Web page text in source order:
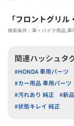
「フロントグリル
検索条件：車・バイク用品,
関連ハッシュタ
#HONDA 車用パーツ
#カー用品 車用パーツ
#汚れあり 純正
#新
#状態キレイ 純正